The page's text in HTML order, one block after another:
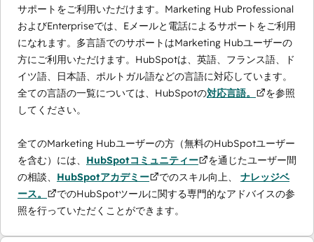
サポートをご利用いただけます。Marketing Hub Professional
およびEnterpriseでは、Eメールと電話によるサポートをご利用
になれます。多言語でのサポートはMarketing Hubユーザーの
方にご利用いただけます。HubSpotは、英語、フランス語、ド
イツ語、日本語、ポルトガル語などの言語に対応しています。
全ての言語の一覧については、HubSpotの対応言語。
を参照
してください。
全てのMarketing Hubユーザーの方（無料のHubSpotユーザー
を含む）には、 HubSpotコミュニティー
を通じたユーザー間
の相談、 HubSpotアカデミー でのスキル向上、 ナレッジベ
ース。
でのHubSpotツールに関する専門的なアドバイスの参
照を行っていただくことができます。